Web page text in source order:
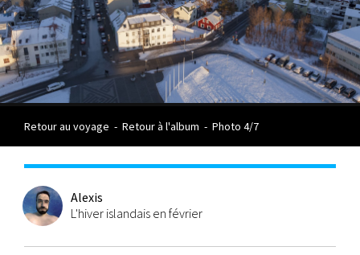
Retour au voyage - Retour à l'album - Photo 4/7
Alexis
L'hiver islandais en février